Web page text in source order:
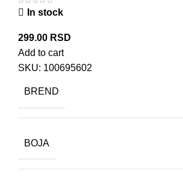
In stock
299.00 RSD
Add to cart
SKU: 100695602
BREND
BOJA